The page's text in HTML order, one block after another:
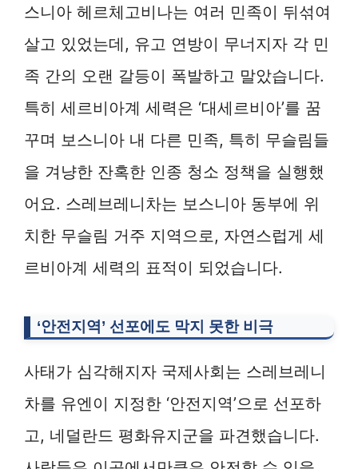
스니아 헤르체고비나는 여러 민족이 뒤섞여
살고 있었는데, 유고 연방이 무너지자 각 민
족 간의 오랜 갈등이 폭발하고 말았습니다.
특히 세르비아계 세력은 ‘대세르비아’를 꿈
꾸며 보스니아 내 다른 민족, 특히 무슬림들
을 겨냥한 잔혹한 인종 청소 정책을 실행했
어요. 스레브레니차는 보스니아 동부에 위
치한 무슬림 거주 지역으로, 자연스럽게 세
르비아계 세력의 표적이 되었습니다.
‘안전지역’ 선포에도 막지 못한 비극
사태가 심각해지자 국제사회는 스레브레니
차를 유엔이 지정한 ‘안전지역’으로 선포하
고, 네덜란드 평화유지군을 파견했습니다.